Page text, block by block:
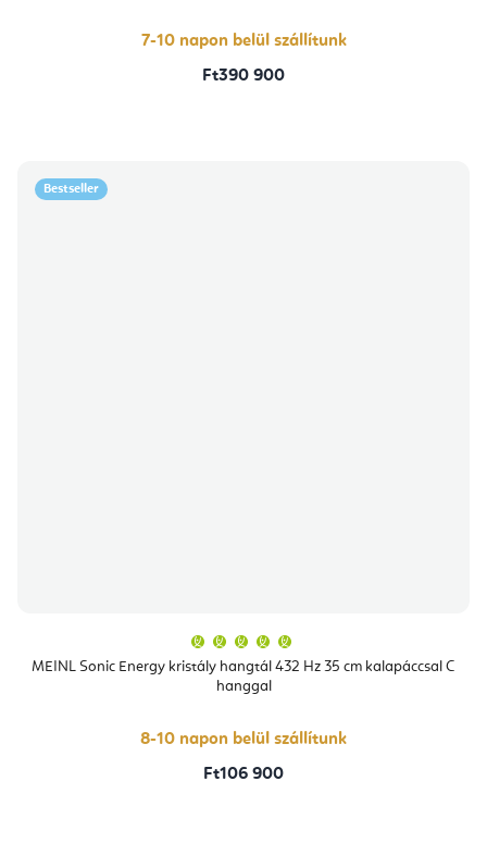
7-10 napon belül szállítunk
Ft390 900
Bestseller
MEINL Sonic Energy kristály hangtál 432 Hz 35 cm kalapáccsal C
hanggal
átlagos
értékelése
csillag.
8-10 napon belül szállítunk
Ft106 900